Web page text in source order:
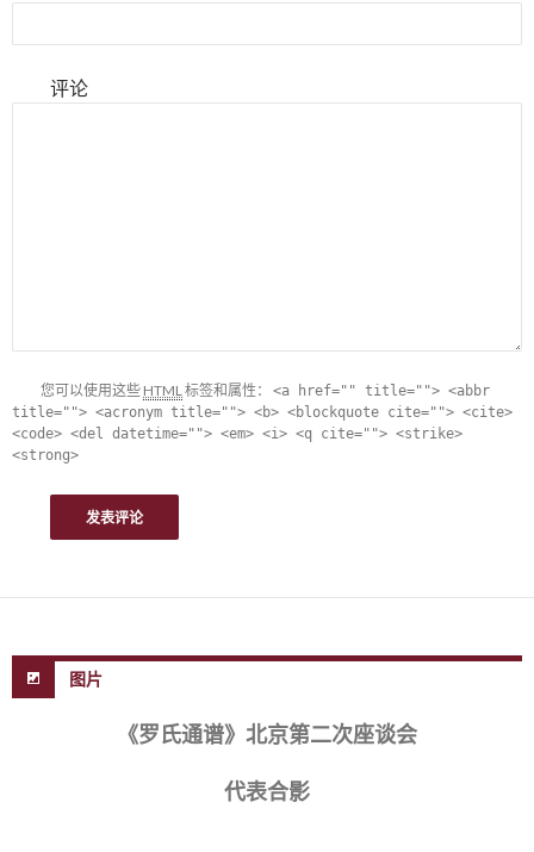
评论
您可以使用这些 HTML标签和属性： <a href="" title=""> <abbr
title=""> <acronym title=""> <b> <blockquote cite=""> <cite>
<code> <del datetime=""> <em> <i> <q cite=""> <strike>
<strong>
图片
《罗氏通谱》北京第二次座谈会
代表合影